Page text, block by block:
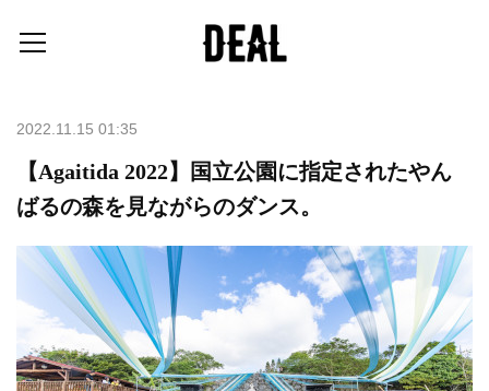
2022.11.15 01:35
【Agaitida 2022】国立公園に指定されたやん
ばるの森を見ながらのダンス。